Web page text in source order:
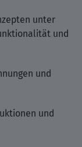
unter
und
und
und